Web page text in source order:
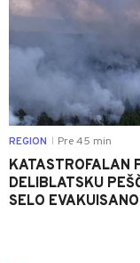
REGION Pre 45 min
KATASTROFALAN
DELIBLATSKU
SELO EVAKUISANO